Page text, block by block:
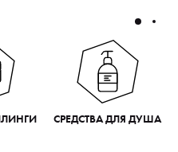
СРЕДСТВА ДЛЯ ДУША